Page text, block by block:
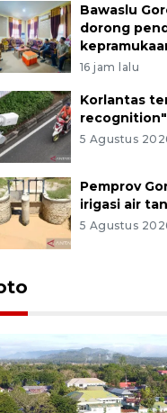
Bawaslu
dorong
16 jam lalu
Korlantas
recognition"
5 Agustus
Pemprov
irigasi air
5 Agustus